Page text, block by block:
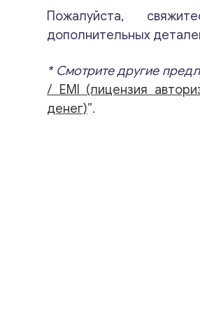
Пожалуйста,
дополнительных
* Смотрите другие
/ EMI (лицензия
денег)”.